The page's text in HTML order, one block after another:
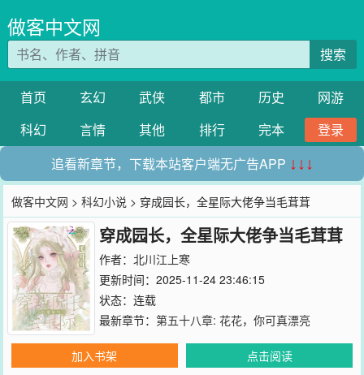
做客中文网
搜索
首页 玄幻 武侠 都市 历史
网游
科幻
言情 其他 排行 完本
登录
追看新章节，下载本站客户端无广告APP ↓↓↓
做客中文网 >科幻小说 > 穿成园长，全星际大佬争当毛茸茸
穿成园长，全星际大佬争当毛茸茸
作者： 北川江上寒
更新时间：2025-11-24 23:46:15
状态：连载
最新章节： 第五十八章: 花花，你可真漂亮
加入书架
点击阅读